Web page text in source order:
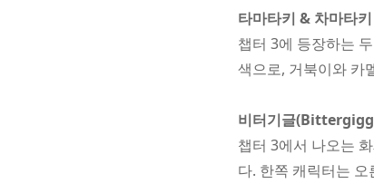
타마타키 & 차마타
챕터 3에 등장하는
색으로, 거북이와 카
비터기글
챕터 3에서 나오는
다. 한쪽 캐릭터는